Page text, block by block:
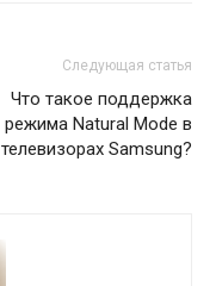
Следующая статья
Что такое поддержка
режима Natural Mode в
телевизорах Samsung?